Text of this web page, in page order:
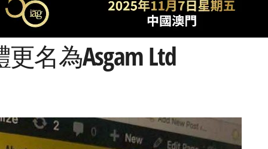
名為Asgam Ltd